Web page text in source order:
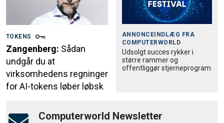
TOKENS
Zangenberg: Sådan
undgår du at
virksomhedens regninger
for AI-tokens løber løbsk
ANNONCEINDLÆG FRA
COMPUTERWORLD
Udsolgt succes rykker i
større rammer og
offentliggør stjerneprogram
Computerworld Newsletter